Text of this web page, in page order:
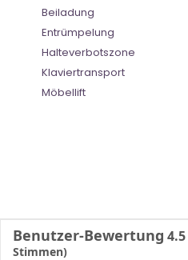
Beiladung
Entrümpelung
Halteverbotszone
Klaviertransport
Möbellift
Benutzer-Bewertung 4.5
Stimmen)